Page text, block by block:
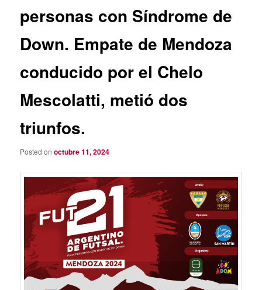
personas con Síndrome de
Down. Empate de Mendoza
conducido por el Chelo
Mescolatti, metió dos
triunfos.
Posted onoctubre 11, 2024